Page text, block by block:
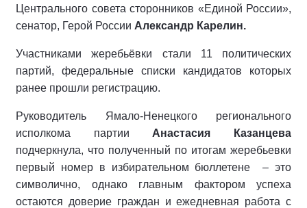
Центрального совета сторонников «Единой России»,
сенатор, Герой России Александр Карелин.
Участниками жеребьёвки стали 11 политических
партий, федеральные списки кандидатов которых
ранее прошли регистрацию.
Руководитель Ямало-Ненецкого регионального
исполкома партии Анастасия Казанцева
подчеркнула, что полученный по итогам жеребьевки
первый номер в избирательном бюллетене
– это
символично, однако главным фактором успеха
остаются доверие граждан и ежедневная работа с